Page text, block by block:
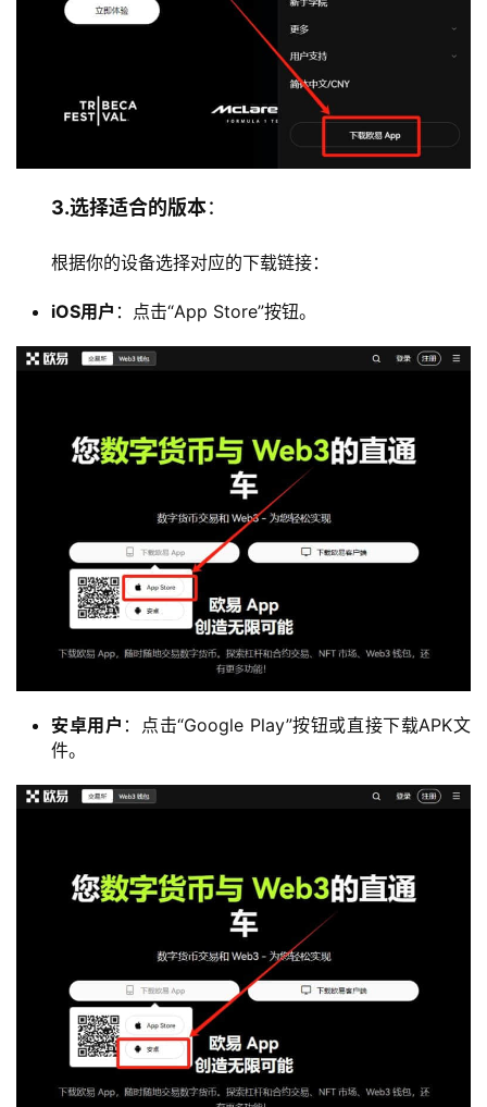
3.选择适合的版本：
根据你的设备选择对应的下载链接：
iOS用户 ：点击“App Store”按钮。
安卓用户 ：点击“Google Play”按钮或直接下载APK文
件。